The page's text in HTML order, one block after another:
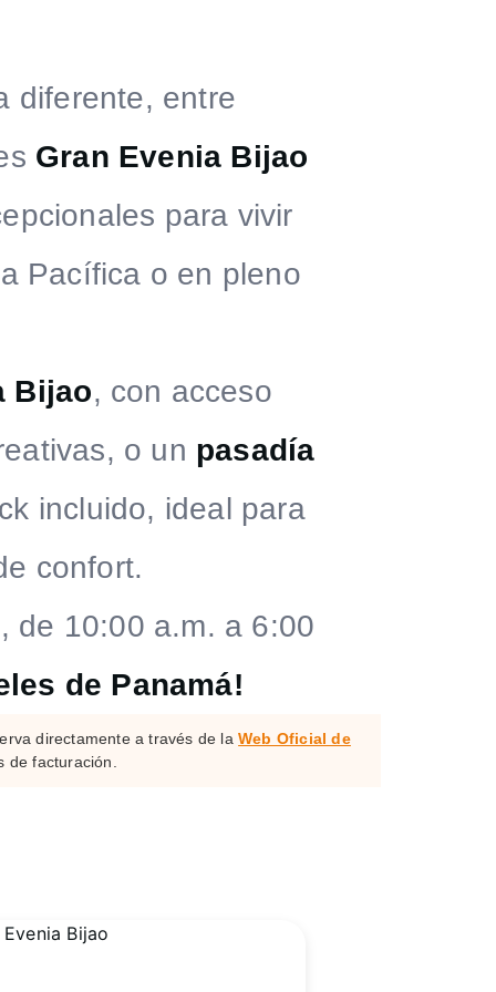
diferente, entre
Gran Evenia Bijao
para vivir
Pacífica o en pleno
Bijao, con acceso
o un pasadía
incluido, ideal para
confort.
de 10:00 a.m. a 6:00
de Panamá!
directamente a través de laWeb Oficial de
facturación.